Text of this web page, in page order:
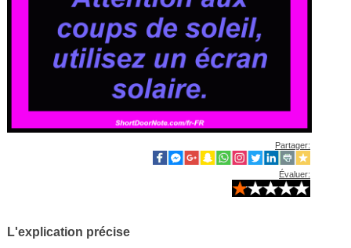
Partager:
Évaluer:
L'explication précise